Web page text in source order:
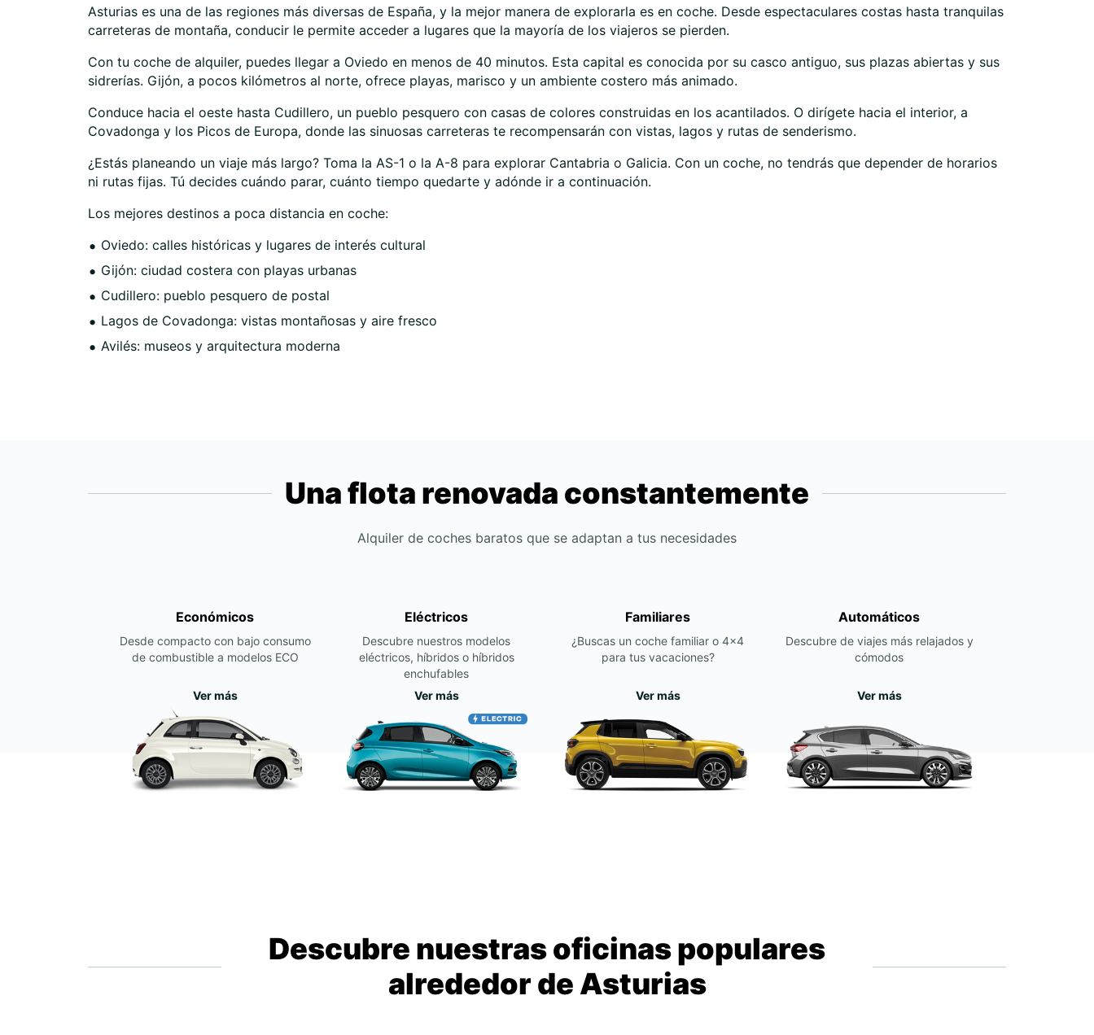
Asturias es una de las regiones más diversas de España, y la mejor manera de explorarla es en coche. Desde espectaculares costas hasta tranquilas
carreteras de montaña, conducir le permite acceder a lugares que la mayoría de los viajeros se pierden.
Con tu coche de alquiler, puedes llegar a Oviedo en menos de 40 minutos. Esta capital es conocida por su casco antiguo, sus plazas abiertas y sus
sidrerías. Gijón, a pocos kilómetros al norte, ofrece playas, marisco y un ambiente costero más animado.
Conduce hacia el oeste hasta Cudillero, un pueblo pesquero con casas de colores construidas en los acantilados. O dirígete hacia el interior, a
Covadonga y los Picos de Europa, donde las sinuosas carreteras te recompensarán con vistas, lagos y rutas de senderismo.
¿Estás planeando un viaje más largo? Toma la AS-1 o la A-8 para explorar Cantabria o Galicia. Con un coche, no tendrás que depender de horarios
ni rutas fijas. Tú decides cuándo parar, cuánto tiempo quedarte y adónde ir a continuación.
Los mejores destinos a poca distancia en coche:
Oviedo: calles históricas y lugares de interés cultural
Gijón: ciudad costera con playas urbanas
Cudillero: pueblo pesquero de postal
Lagos de Covadonga: vistas montañosas y aire fresco
Avilés: museos y arquitectura moderna
Una flota renovada constantemente
Alquiler de coches baratos que se adaptan a tus necesidades
Económicos
Desde compacto con bajo consumo
de combustible a modelos ECO
Ver más
Eléctricos
Descubre nuestros modelos
eléctricos, híbridos o híbridos
enchufables
Ver más
Familiares
¿Buscas un coche familiar o 4x4
para tus vacaciones?
Ver más
Automáticos
Descubre de viajes más relajados y
cómodos
Ver más
Descubre nuestras oficinas populares
alrededor de Asturias